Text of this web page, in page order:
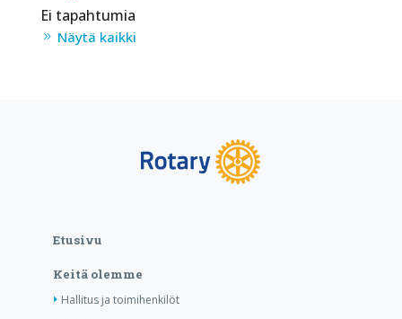
Ei tapahtumia
Näytä kaikki
Etusivu
Keitä olemme
Hallitus ja toimihenkilöt